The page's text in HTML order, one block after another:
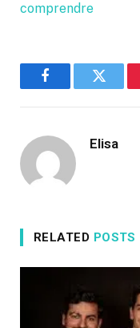
comprendre
FacebookTwitter
Elisa
RELATED POSTS